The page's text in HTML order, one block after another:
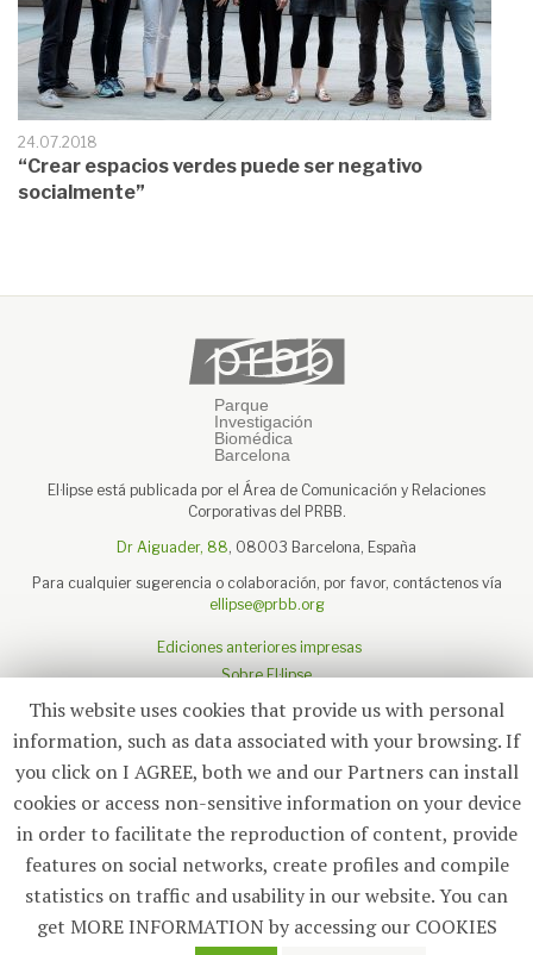
24.07.2018
“Crear espacios verdes puede ser negativo
socialmente”
El·lipse está publicada por el Área de Comunicación y Relaciones
Corporativas del PRBB.
Dr Aiguader, 88, 08003 Barcelona, España
Para cualquier sugerencia o colaboración, por favor, contáctenos vía
ellipse@prbb.org
Ediciones anteriores impresas
Sobre El·lipse
Sobre el PRBB
Aviso legal
Suscríbete
© 2026 El·lipse
This website uses cookies that provide us with personal
information, such as data associated with your browsing. If
you click on I AGREE, both we and our Partners can install
cookies or access non-sensitive information on your device
in order to facilitate the reproduction of content, provide
features on social networks, create profiles and compile
statistics on traffic and usability in our website. You can
get MORE INFORMATION by accessing our COOKIES